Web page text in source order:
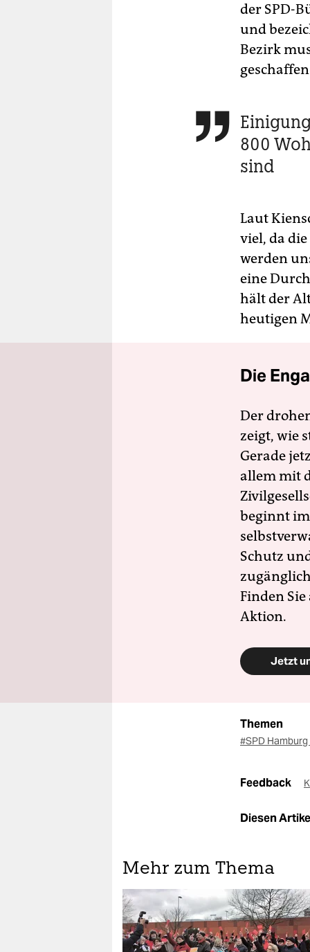
der SPD-
und
Bezirk

800
sind
Laut
viel, da
werden
eine
hält der
heutigen
Die
Der
zeigt, wie
Gerade
allem mit
beginnt
Schutz
Finden
Aktion.
Jetzt
Themen
#SPD Hamburg
Feedback
Diesen
Mehr zum Thema